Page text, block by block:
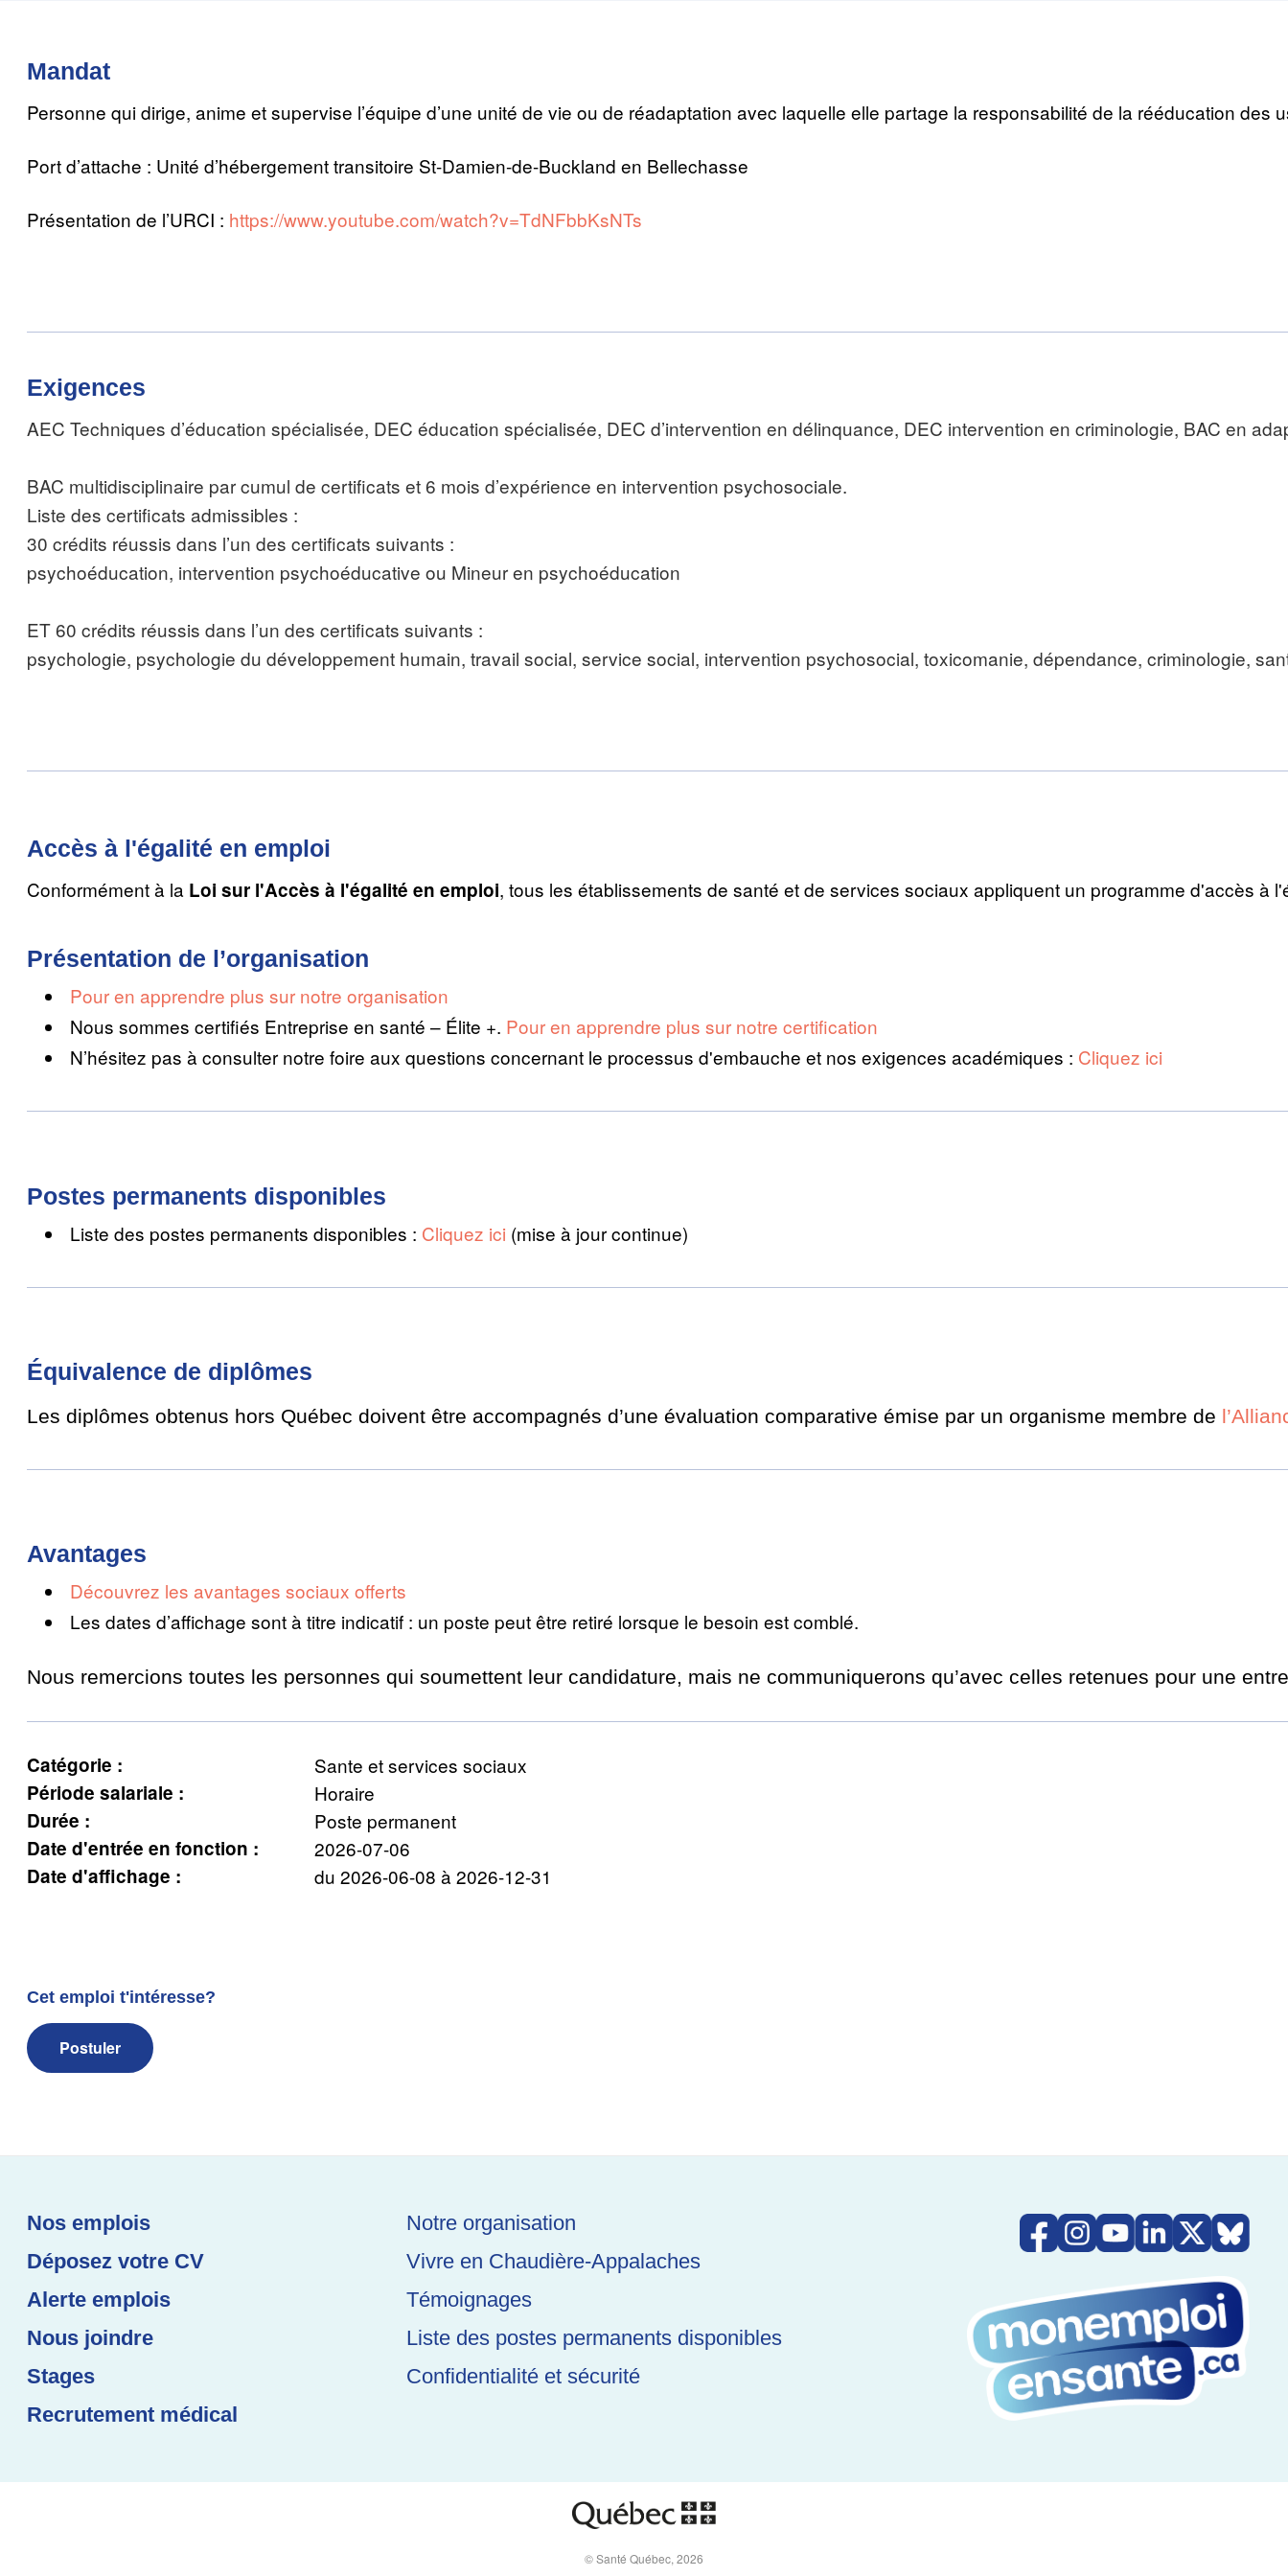
Mandat
Personne qui dirige, anime et supervise l’équipe d’une unité de vie ou de réadaptation avec laquelle elle partage la responsabilité de la rééducation
Port d’attache : Unité d’hébergement transitoire St-Damien-de-Buckland en Bellechasse
Présentation de l’URCI : https://www.youtube.com/watch?v=TdNFbbKsNTs
Exigences
AEC Techniques d’éducation spécialisée, DEC éducation spécialisée, DEC d’intervention en délinquance, DEC intervention en criminologie, BAC en
BAC multidisciplinaire par cumul de certificats et 6 mois d’expérience en intervention psychosociale.
Liste des certificats admissibles :
30 crédits réussis dans l’un des certificats suivants :
psychoéducation, intervention psychoéducative ou Mineur en psychoéducation
ET 60 crédits réussis dans l’un des certificats suivants :
psychologie, psychologie du développement humain, travail social, service social, intervention psychosocial, toxicomanie, dépendance, criminologie,
Accès à l'égalité en emploi
Conformément à la Loi sur l'Accès à l'égalité en emploi, tous les établissements de santé et de services sociaux appliquent un programme d'accès
Présentation de l’organisation
Pour en apprendre plus sur notre organisation
Nous sommes certifiés Entreprise en santé – Élite +. Pour en apprendre plus sur notre certification
N’hésitez pas à consulter notre foire aux questions concernant le processus d'embauche et nos exigences académiques : Cliquez ici
Postes permanents disponibles
Liste des postes permanents disponibles : Cliquez ici (mise à jour continue)
Équivalence de diplômes
Les diplômes obtenus hors Québec doivent être accompagnés d’une évaluation comparative émise par un organisme membre de
Avantages
Découvrez les avantages sociaux offerts
Les dates d’affichage sont à titre indicatif : un poste peut être retiré lorsque le besoin est comblé.
Nous remercions toutes les personnes qui soumettent leur candidature, mais ne communiquerons qu’avec celles retenues pour une
Catégorie :
Sante et services sociaux
Période salariale :
Horaire
Durée :
Poste permanent
Date d'entrée en fonction :
2026-07-06
Date d'affichage :
du 2026-06-08 à 2026-12-31
Cet emploi t'intéresse?
Postuler
Nos emplois
Déposez votre CV
Alerte emplois
Nous joindre
Stages
Recrutement médical
Notre organisation
Vivre en Chaudière-Appalaches
Témoignages
Liste des postes permanents disponibles
Confidentialité et sécurité